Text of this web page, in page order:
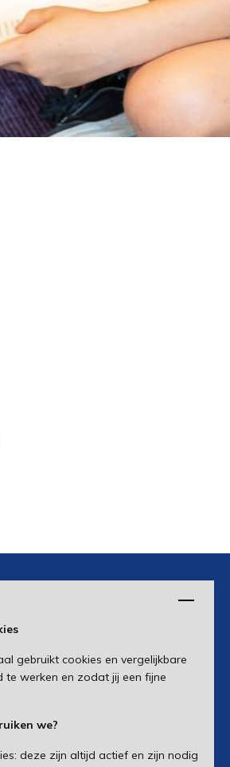
gebruikt cookies en vergelijkbare
te werken en zodat jij een fijne
we?
deze zijn altijd actief en zijn nodig